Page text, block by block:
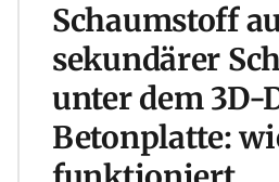
Schaumstoff
sekundärer
unter dem 3D-
Betonplatte: